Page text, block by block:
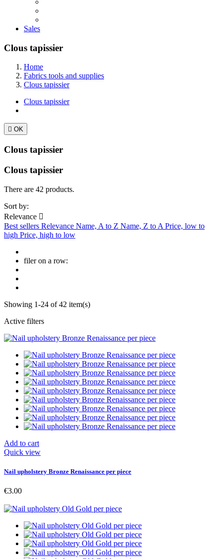
Sales
Clous tapissier
Home
Fabrics tools and supplies
Clous tapissier
Clous tapissier
 OK
Clous tapissier
Clous tapissier
There are 42 products.
Sort by:
Relevance 
Best sellers Relevance Name, A to Z Name, Z to A Price, low to
high Price, high to low
filer on a row:
Showing 1-24 of 42 item(s)
Active filters
Add to cart
Quick view
Nail upholstery Bronze Renaissance per piece
€3.00